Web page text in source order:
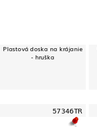
Plastová doska na krájanie
- hruška
57346TR